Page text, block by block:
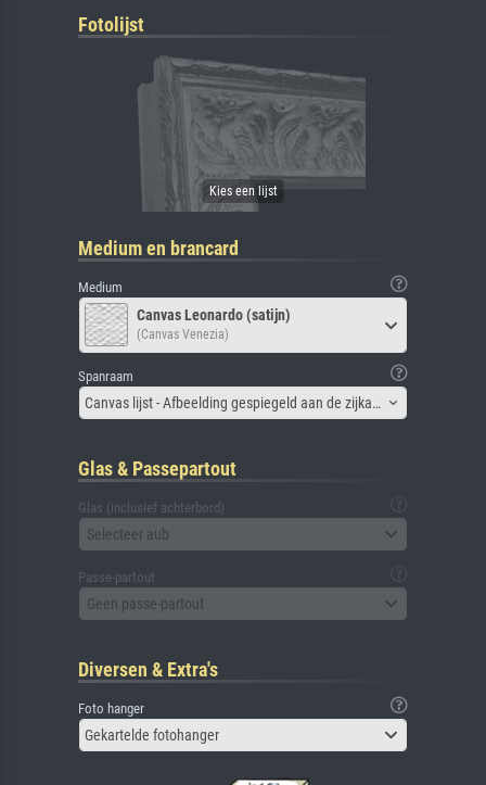
Fotolijst
Medium en brancard
Medium
Canvas Leonardo (satijn)
(Canvas Venezia)
Spanraam
Canvas lijst - Afbeelding gespiegeld aan de zijkant
Glas & Passepartout
Glas (inclusief achterbord)
Selecteer aub
Passe-partout
Geen passe-partout
Diversen & Extra's
Foto hanger
Gekartelde fotohanger